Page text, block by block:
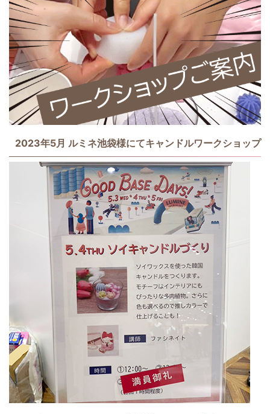
2023年5月 ルミネ池袋様にてキャンドルワークショップ